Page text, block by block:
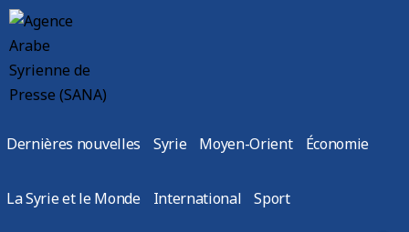
Dernières nouvelles Syrie Moyen-Orient Économie
La Syrie et le Monde International Sport